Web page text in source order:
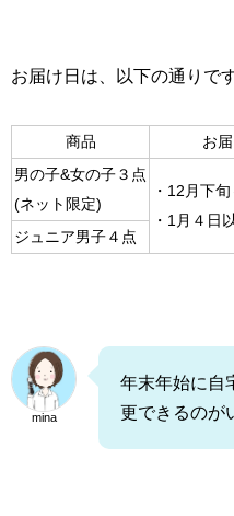
お届け日は、以下の通りです
商品
お
男の子&女の子３点
(ネット限定)
・12月下旬
・1月４日
ジュニア男子４点
mina
年末年始に自
更できるのが